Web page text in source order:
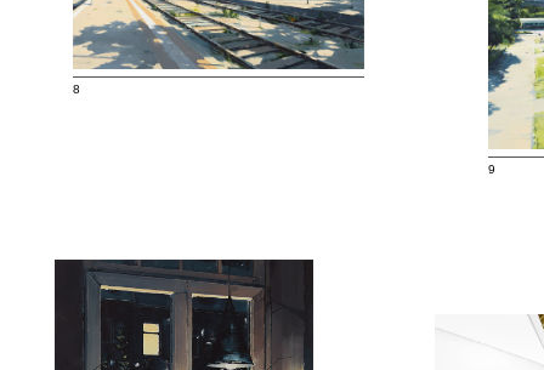
————————————————————————
8
9